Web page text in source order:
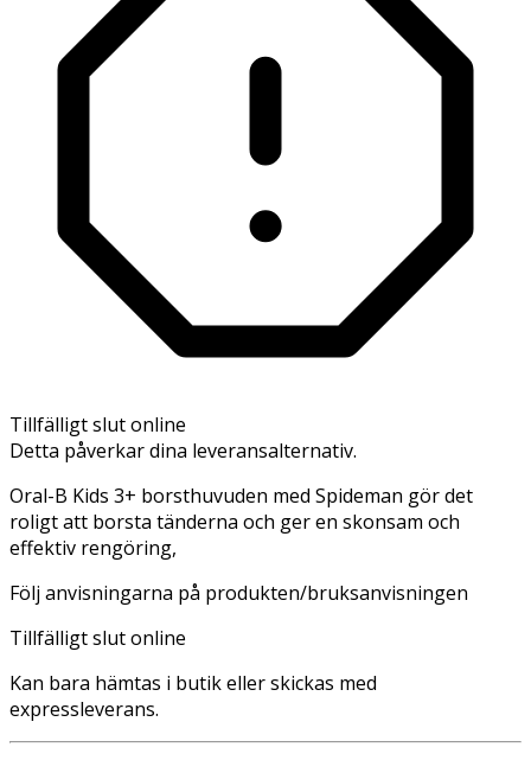
Tillfälligt slut online
Detta påverkar dina leveransalternativ.
Oral-B Kids 3+ borsthuvuden med Spideman gör det
roligt att borsta tänderna och ger en skonsam och
effektiv rengöring,
Följ anvisningarna på produkten/bruksanvisningen
Tillfälligt slut online
Kan bara hämtas i butik eller skickas med
expressleverans.